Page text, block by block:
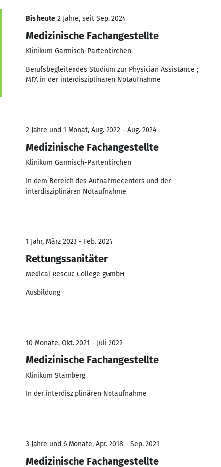
Bis heute 2 Jahre, seit Sep. 2024
Medizinische Fachangestellte
Klinikum Garmisch-Partenkirchen
Berufsbegleitendes Studium zur Physician Assistance ;
MFA in der interdisziplinären Notaufnahme
2 Jahre und 1 Monat, Aug. 2022 - Aug. 2024
Medizinische Fachangestellte
Klinikum Garmisch-Partenkirchen
In dem Bereich des Aufnahmecenters und der
interdisziplinären Notaufnahme
1 Jahr, März 2023 - Feb. 2024
Rettungssanitäter
Medical Rescue College gGmbH
Ausbildung
10 Monate, Okt. 2021 - Juli 2022
Medizinische Fachangestellte
Klinikum Starnberg
In der interdisziplinären Notaufnahme
3 Jahre und 6 Monate, Apr. 2018 - Sep. 2021
Medizinische Fachangestellte